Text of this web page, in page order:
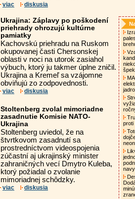
viac diskusia
Ukrajina: Záplavy po poškodení
priehrady ohrozujú kultúrne
pamiatky
Kachovskú priehradu na Ruskom
okupovanej časti Chersonskej
oblasti v noci na utorok zasiahol
výbuch, ktorý ju takmer úplne zničil.
Ukrajina a Kremeľ sa vzájomne
obviňujú zo zodpovednosti.
viac diskusia
Stoltenberg zvolal mimoriadne
zasadnutie Komisie NATO-
Ukrajina
Stoltenberg uviedol, že na
štvrtkovom zasadnutí sa
prostredníctvom videospojenia
zúčastní aj ukrajinský minister
zahraničných vecí Dmytro Kuleba,
ktorý požiadal o zvolanie
mimoriadnej schôdzky.
viac diskusia
proti